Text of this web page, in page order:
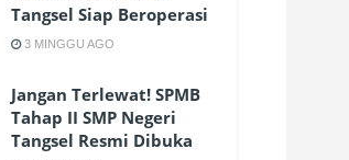
Tangsel Siap Beroperasi
3 MINGGU AGO
Jangan Terlewat! SPMB
Tahap II SMP Negeri
Tangsel Resmi Dibuka